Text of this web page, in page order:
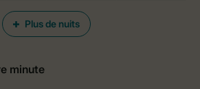
Plus de nuits